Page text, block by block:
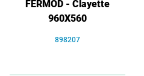
FERMOD - Clayette
960X560
898207